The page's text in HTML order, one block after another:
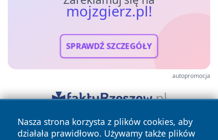
mojzgierz.pl!
SPRAWDŹ SZCZEGÓŁY
autopromocja
Nasza strona korzysta z plików cookies, aby
działała prawidłowo. Używamy także plików